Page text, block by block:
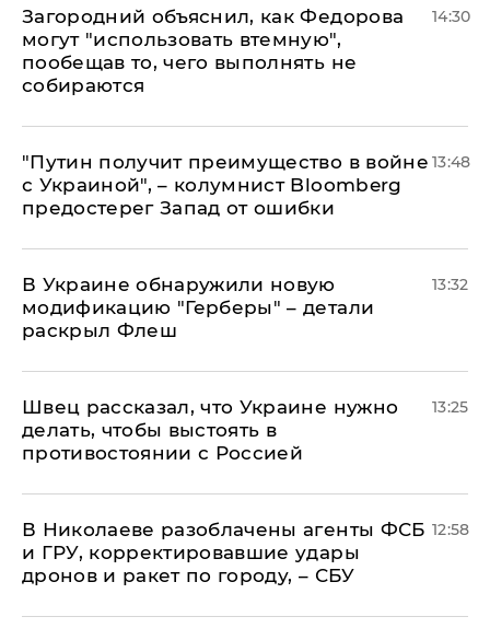
Загородний объяснил, как Федорова
могут "использовать втемную",
пообещав то, чего выполнять не
собираются
14:30
"Путин получит преимущество в войне
с Украиной", – колумнист Bloomberg
предостерег Запад от ошибки
13:48
В Украине обнаружили новую
модификацию "Герберы" – детали
раскрыл Флеш
13:32
Швец рассказал, что Украине нужно
делать, чтобы выстоять в
противостоянии с Россией
13:25
В Николаеве разоблачены агенты ФСБ
и ГРУ, корректировавшие удары
дронов и ракет по городу, – СБУ
12:58